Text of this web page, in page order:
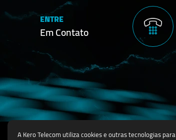
ENTRE
Em Contato
A Kero Telecom utiliza cookies e outras tecnologias para